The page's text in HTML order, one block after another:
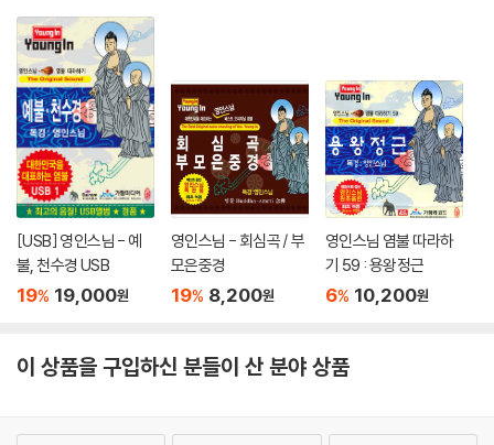
[USB] 영인스님 - 예
불, 천수경 USB
19% 19,000원
영인스님 - 회심곡 / 부
모은중경
19% 8,200원
영인스님 염불 따라하
기 59 : 용왕정근
6% 10,200원
이 상품을 구입하신 분들이 산 분야 상품